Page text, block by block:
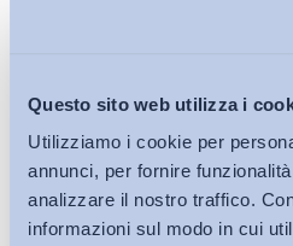
Questo sito web utilizza i
Utilizziamo i cookie per
annunci, per fornire
analizzare il nostro traffico.
informazioni sul modo in cui